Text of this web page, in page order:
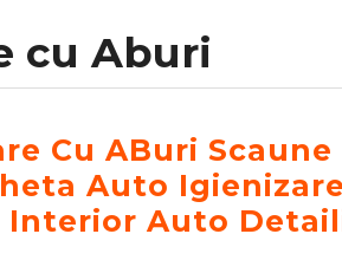
cu Aburi
Cu ABuri Scaune
Auto
Interior Auto